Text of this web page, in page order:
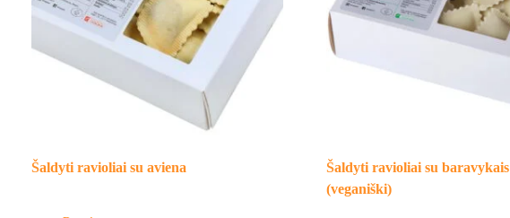
Šaldyti ravioliai su aviena
Šaldyti ravioliai su baravykais
(veganiški)